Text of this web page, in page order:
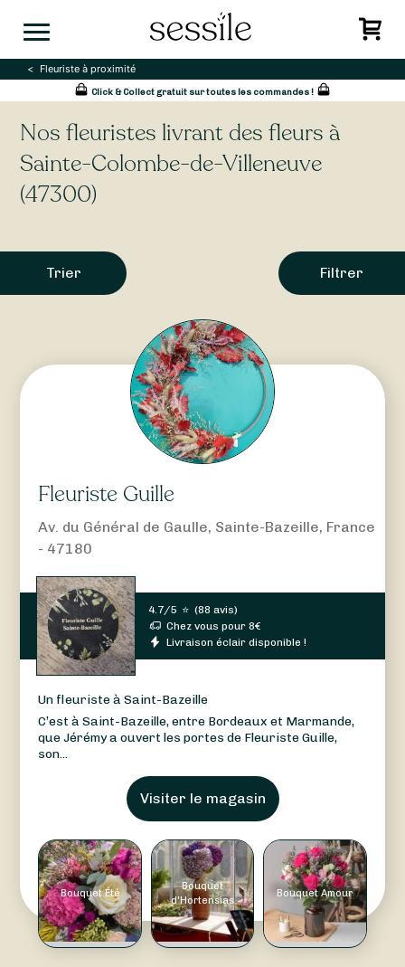
Fleuriste à proximité
Click & Collect gratuit sur toutes les commandes !
Nos fleuristes livrant des fleurs à
Sainte-Colombe-de-Villeneuve
(47300)
Trier Filtrer
Fleuriste Guille
Av. du Général de Gaulle, Sainte-Bazeille, France
- 47180
4.7/5 ⭐ (88 avis)
Chez vous pour8€
Livraison éclair disponible !
Un fleuriste à Saint-Bazeille
C’est à Saint-Bazeille, entre Bordeaux et Marmande,
que Jérémy a ouvert les portes de Fleuriste Guille,
son...
Visiter le magasin
Bouquet Été
Bouquet
d'Hortensias
Bouquet Amour